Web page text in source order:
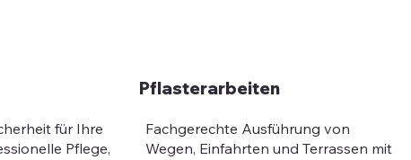
für Ihre
Pflege,
Pflasterarbeiten
Fachgerechte Ausführung von
Wegen, Einfahrten und Terrassen mit